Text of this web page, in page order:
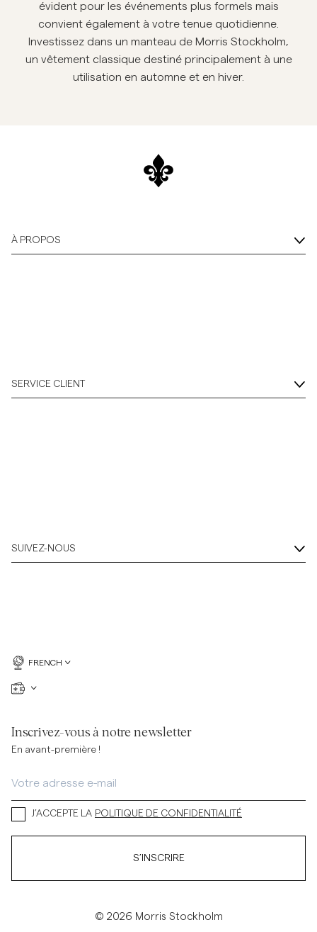
évident pour les événements plus formels mais
convient également à votre tenue quotidienne.
Investissez dans un manteau de Morris Stockholm,
un vêtement classique destiné principalement à une
utilisation en automne et en hiver.
À PROPOS
SERVICE CLIENT
SUIVEZ-NOUS
FRENCH
Inscrivez-vous à notre newsletter
En avant-première !
J’ACCEPTE LA POLITIQUE DE CONFIDENTIALITÉ
S’INSCRIRE
© 2026 Morris Stockholm